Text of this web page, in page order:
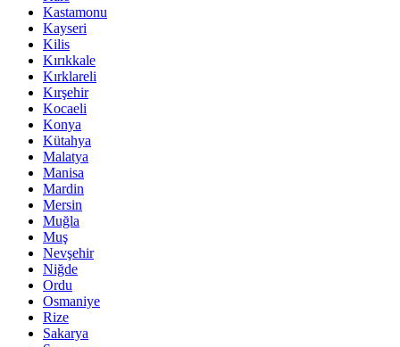
Kastamonu
Kayseri
Kilis
Kırıkkale
Kırklareli
Kırşehir
Kocaeli
Konya
Kütahya
Malatya
Manisa
Mardin
Mersin
Muğla
Muş
Nevşehir
Niğde
Ordu
Osmaniye
Rize
Sakarya